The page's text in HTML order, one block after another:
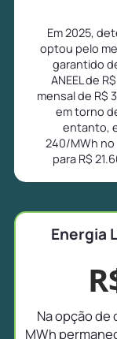
Em 2025,
optou pelo
garantido
ANEEL de
mensal de R$
em torno
entanto,
240/MWh
para R$
Energia
Na opção
MWh